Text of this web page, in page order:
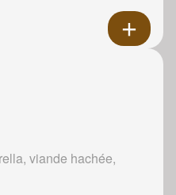
viande hachée,